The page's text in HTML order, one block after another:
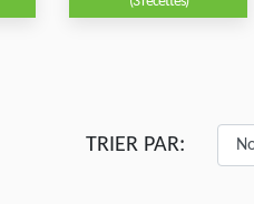
TRIER PAR: